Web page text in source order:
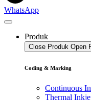
WhatsApp
Produk
Close Produk Open
Coding & Marking
Continuous
Thermal